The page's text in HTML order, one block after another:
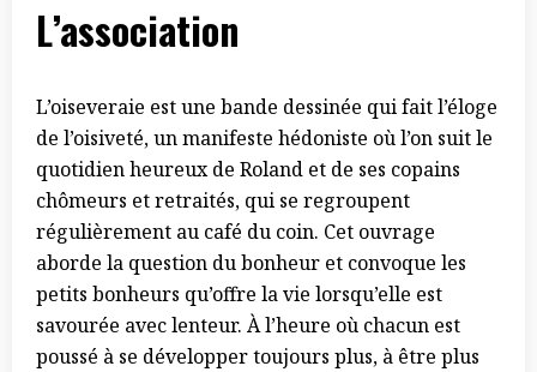
L’association
L’oiseveraie est une bande dessinée qui fait l’éloge
de l’oisiveté, un manifeste hédoniste où l’on suit le
quotidien heureux de Roland et de ses copains
chômeurs et retraités, qui se regroupent
régulièrement au café du coin. Cet ouvrage
aborde la question du bonheur et convoque les
petits bonheurs qu’offre la vie lorsqu’elle est
savourée avec lenteur. À l’heure où chacun est
poussé à se développer toujours plus, à être plus